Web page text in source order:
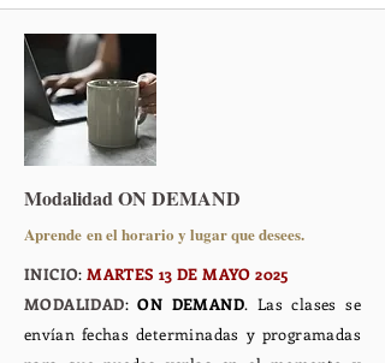
Modalidad ON DEMAND
Aprende en el horario y lugar que desees.
INICIO:MARTES 13 DE MAYO 2025
MODALIDAD:ON DEMAND. Las clases se
envían fechas determinadas y programadas